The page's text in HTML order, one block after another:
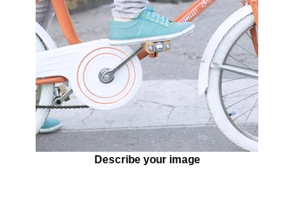
Describe your image